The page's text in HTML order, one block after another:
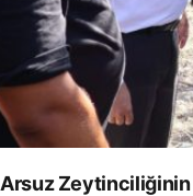
Arsuz Zeytinciliğinin